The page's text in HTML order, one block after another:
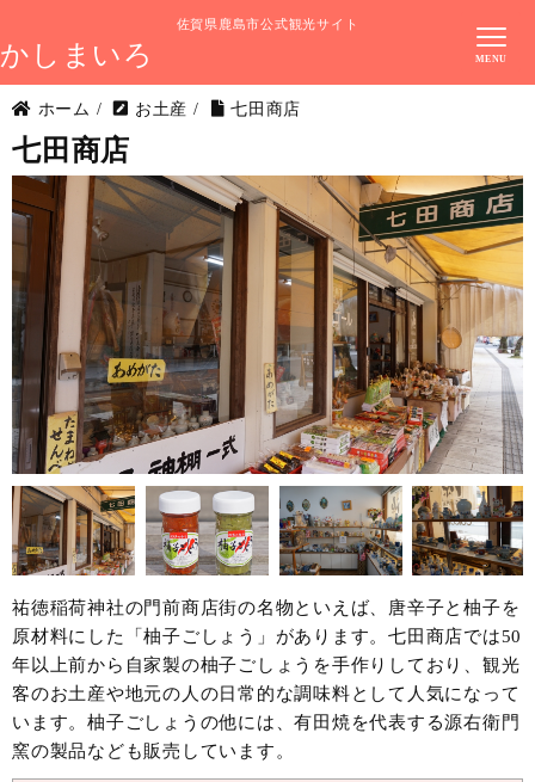
佐賀県鹿島市公式観光サイト
かしまいろ
ホーム / お土産 / 七田商店
七田商店
祐徳稲荷神社の門前商店街の名物といえば、唐辛子と柚子を
原材料にした「柚子ごしょう」があります。七田商店では50
年以上前から自家製の柚子ごしょうを手作りしており、観光
客のお土産や地元の人の日常的な調味料として人気になって
います。柚子ごしょうの他には、有田焼を代表する源右衛門
窯の製品なども販売しています。